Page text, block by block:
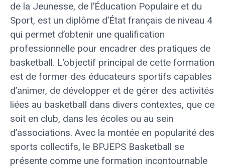
de la Jeunesse, de l’Éducation Populaire et du
Sport, est un diplôme d’État français de niveau 4
qui permet d’obtenir une qualification
professionnelle pour encadrer des pratiques de
basketball. L’objectif principal de cette formation
est de former des éducateurs sportifs capables
d’animer, de développer et de gérer des activités
liées au basketball dans divers contextes, que ce
soit en club, dans les écoles ou au sein
d’associations. Avec la montée en popularité des
sports collectifs, le BPJEPS Basketball se
présente comme une formation incontournable